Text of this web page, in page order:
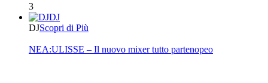
3
DJ
DJScopri di Più
NEA:ULISSE – Il nuovo mixer tutto partenopeo